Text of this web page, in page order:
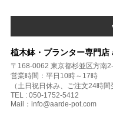
植木鉢・プランター専門
〒168-0062 東京都杉並区方南
営業時間：平日10時～17時
（土日祝日休み、ご注文24時間
TEL : 050-1752-5412
Mail：info@aarde-pot.com